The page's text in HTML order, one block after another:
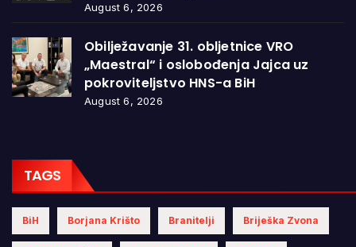
August 6, 2026
Obilježavanje 31. obljetnice VRO
„Maestral“ i oslobođenja Jajca uz
pokroviteljstvo HNS-a BiH
August 6, 2026
TAGS
BiH Borjana Krišto Branitelji Briješka Zvona